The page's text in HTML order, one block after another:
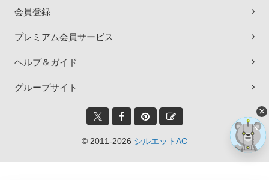
会員登録
プレミアム会員サービス
ヘルプ＆ガイド
グループサイト
© 2011-2026 シルエットAC
×